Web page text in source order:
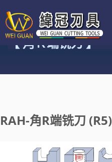
產品類別
【 角Ｒ端铣刀 】
RAH-角R端铣刀 (R5)